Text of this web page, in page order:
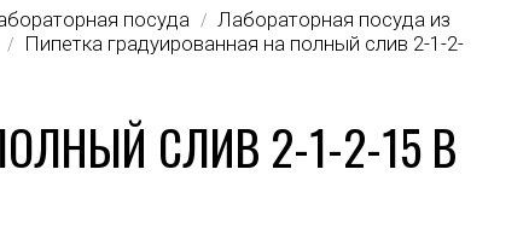
посуда / Лабораторная посуда из
/
Пипетка градуированная на полный слив 2-1-2-
СЛИВ 2-1-2-15 В